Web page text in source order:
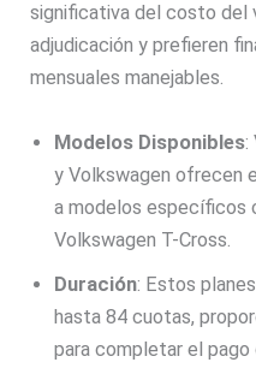
significativa del costo del
adjudicación y prefieren
mensuales manejables.
Modelos Disponibles:
y Volkswagen ofrecen
a modelos específicos
Volkswagen T-Cross.
Duración: Estos
hasta 84 cuotas,
para completar el pago